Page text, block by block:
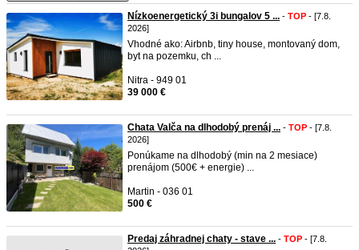
Nízkoenergetický 3i bungalov 5 ... - TOP - [7.8.
2026]
Vhodné ako: Airbnb, tiny house, montovaný dom,
byt na pozemku, ch ...
Nitra - 949 01
39 000 €
Chata Valča na dlhodobý prenáj ... - TOP - [7.8.
2026]
Ponúkame na dlhodobý (min na 2 mesiace)
prenájom (500€ + energie) ...
Martin - 036 01
500 €
Predaj záhradnej chaty - stave ... - TOP - [7.8.